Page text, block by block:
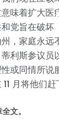
味着扩大
党旨在破坏
，家庭永远
利斯参议员
或同情所说
月将他们赶
文。